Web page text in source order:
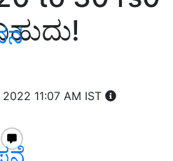
11:07 AM IST